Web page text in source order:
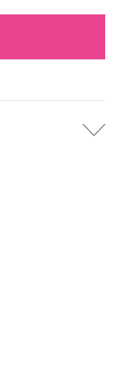
63,00 KM
63,00 KM